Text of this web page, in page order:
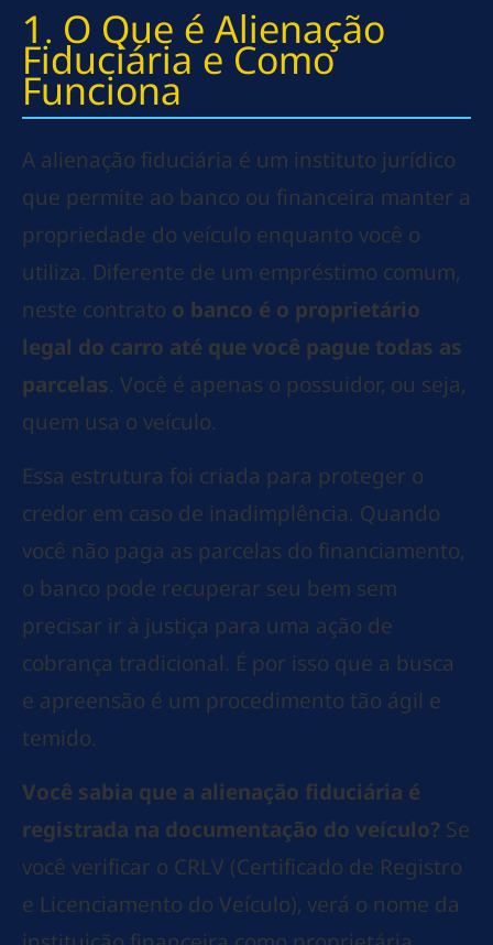
1. O Que é Alienação
Fiduciária e Como
Funciona
A alienação fiduciária é um instituto jurídico
que permite ao banco ou financeira manter a
propriedade do veículo enquanto você o
utiliza. Diferente de um empréstimo comum,
neste contrato o banco é o proprietário
legal do carro até que você pague todas as
parcelas. Você é apenas o possuidor, ou seja,
quem usa o veículo.
Essa estrutura foi criada para proteger o
credor em caso de inadimplência. Quando
você não paga as parcelas do financiamento,
o banco pode recuperar seu bem sem
precisar ir à justiça para uma ação de
cobrança tradicional. É por isso que a busca
e apreensão é um procedimento tão ágil e
temido.
Você sabia que a alienação fiduciária é
registrada na documentação do veículo? Se
você verificar o CRLV (Certificado de Registro
e Licenciamento do Veículo), verá o nome da